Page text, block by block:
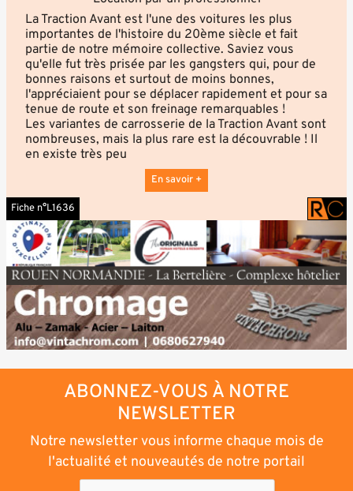
La Traction Avant est l'une des voitures les plus
importantes de l'histoire du 20ème siècle et fait
partie de notre mémoire collective. Saviez vous
qu'elle fut très prisée par les gangsters qui, pour de
bonnes raisons et surtout de moins bonnes,
l'appréciaient pour se déplacer rapidement et pour sa
tenue de route et son freinage remarquables !
Les variantes de carrosserie de la Traction Avant sont
nombreuses, mais la plus rare est la découvrable ! Il
en existe très peu
En savoir +
Fiche n°L1636
ABONNEZ-VOUS À NOTRE
NEWSLETTER
Notre newsletter vous informe chaque mois de
l'actualité et nouveautés de notre portail